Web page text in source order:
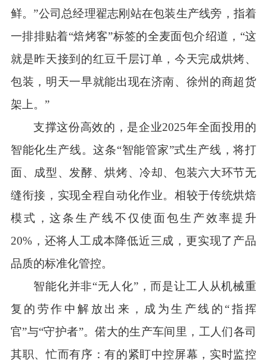
鲜。”公司总经理翟志刚站在包装生产线旁，指着
一排排贴着“焙烤客”标签的全麦面包介绍道，“这
就是昨天接到的红豆千层订单，今天完成烘烤、
包装，明天一早就能出现在济南、徐州的商超货
架上。”
支撑这份高效的，是企业2025年全面投用的
智能化生产线。这条“智能管家”式生产线，将打
面、成型、发酵、烘烤、冷却、包装六大环节无
缝衔接，实现全程自动化作业。相较于传统烘焙
模式，这条生产线不仅使面包生产效率提升
20%，还将人工成本降低近三成，更实现了产品
品质的标准化管控。
智能化并非“无人化”，而是让工人从机械重
复的劳作中解放出来，成为生产线的“指挥
官”与“守护者”。偌大的生产车间里，工人们各司
其职、忙而有序：有的紧盯中控屏幕，实时监控